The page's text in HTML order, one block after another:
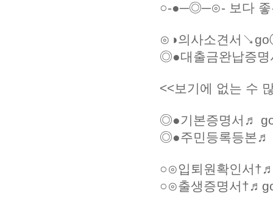
○-●─◎─⊙- 보다 좋
⊙◑의사소견서
◎●대출금완납증
<<보기에 없는 수
◎●기본증명서♬
◎●주민등록등
○⊙입퇴원확인서
○⊙출생증명서